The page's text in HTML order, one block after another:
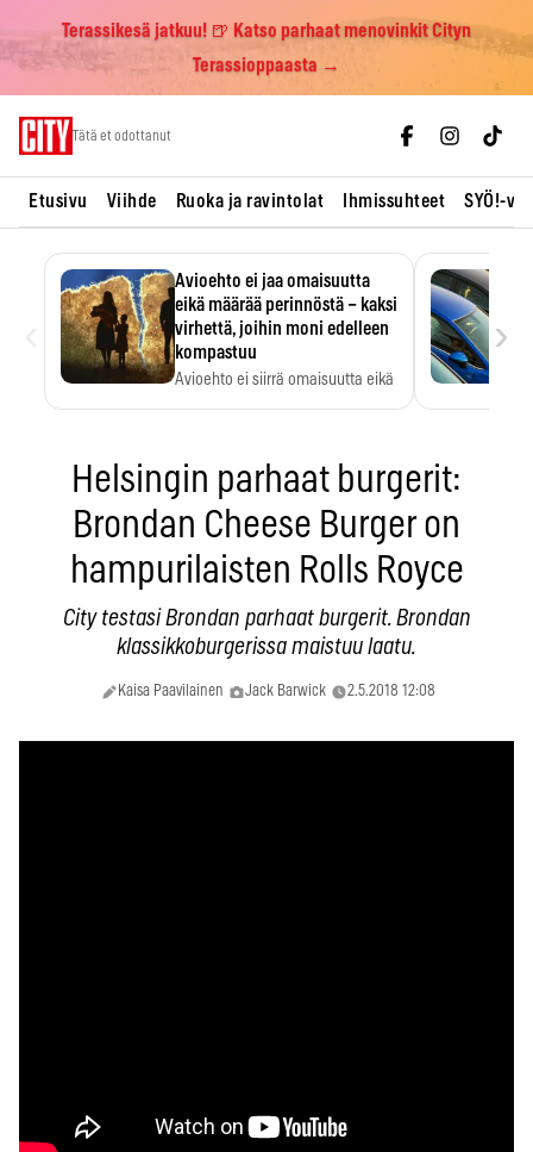
Terassikesä jatkuu! 🍺 Katso parhaat menovinkit Cityn
Terassioppaasta →
Tätä et odottanut
Etusivu Viihde Ruoka ja ravintolat Ihmissuhteet SYÖ!-
Avioehto ei jaa omaisuutta
eikä määrää perinnöstä – kaksi
virhettä, joihin moni edelleen
kompastuu
Avioehto ei siirrä omaisuutta eikä
›
Helsingin parhaat burgerit:
Brondan Cheese Burger on
hampurilaisten Rolls Royce
City testasi Brondan parhaat burgerit. Brondan
klassikkoburgerissa maistuu laatu.
Kaisa Paavilainen Jack Barwick 2.5.2018 12:08